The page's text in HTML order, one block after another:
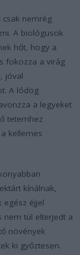
csak nemrég
A biológusok
hőt, hogy a
fokozza a virág
jóval
A lódög
a legyeket
tetemhez
kellemes
kínálnak,
egész éjjel
nem túl elterjedt a
növények
ki győztesen.